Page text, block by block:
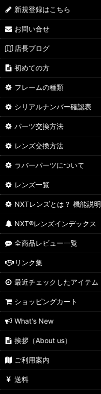
新規登録はこちら
お問い合せ
店長ブログ
初めての方
フレームの種類
シリアルナンバー確認表
パーツ交換方法
レンズ交換方法
ラバーパーツについて
レンズ一覧
NXTレンズとは？ 機能説明
NXT®レンズインデックス
全商品レビュー一覧
リンク集
最近チェックしたアイテム
ショッピングカート
What's New
挨拶（About us）
ご利用案内
送料